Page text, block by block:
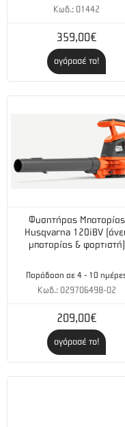
Ρύθμιση ύψους
Κινητήρας
Μοντέλο κινητήρα:
10.4
Εκκίνηση:Ηλεκτρική
Κωδ.: 01442
359,00€
αγόρασέ το!
Φυσητήρας Μπαταρίας
Husqvarna 120iBV
μπαταρίας & φορτιστή)
Παράδοση σε 4 - 10
Κωδ.: 029706498-02
209,00€
αγόρασέ το!